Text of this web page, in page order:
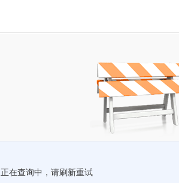
正在查询中，请刷新重试